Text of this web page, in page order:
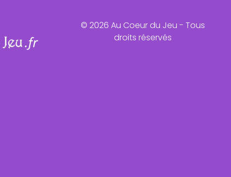
© 2026 Au Coeur du Jeu - Tous
droits réservés